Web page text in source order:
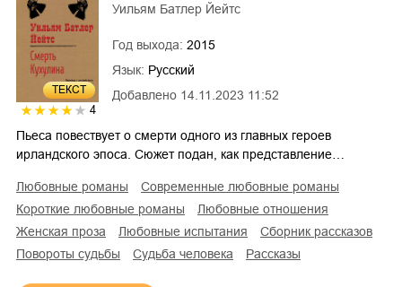
ТЕКСТ
4
Добавлено 14.11.2023 11:52
Уильям Батлер Йейтс
Год выхода: 2015
Язык: Русский
Пьеса повествует о смерти одного из главных героев
ирландского эпоса. Сюжет подан, как представление…
любовные романы
современные любовные романы
короткие любовные романы
любовные отношения
женская проза
любовные испытания
сборник рассказов
повороты судьбы
судьба человека рассказы